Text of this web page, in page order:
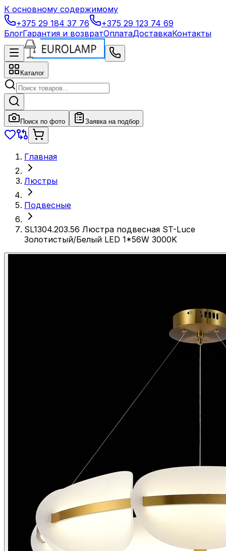
К основному содержимому
+375 29 184 37 76
+375 29 123 74 69
БлогГарантия и возвратОплатаДоставкаКонтакты
Каталог
Поиск по фото Заявка на подбор
Главная
Люстры
Подвесные
SL1304.203.56 Люстра подвесная ST-Luce
Золотистый/Белый LED 1*56W 3000K